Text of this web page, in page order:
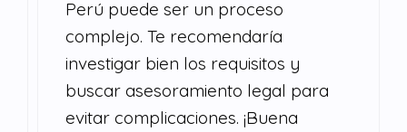
Perú puede ser un proceso
complejo. Te recomendaría
investigar bien los requisitos y
buscar asesoramiento legal para
evitar complicaciones. ¡Buena